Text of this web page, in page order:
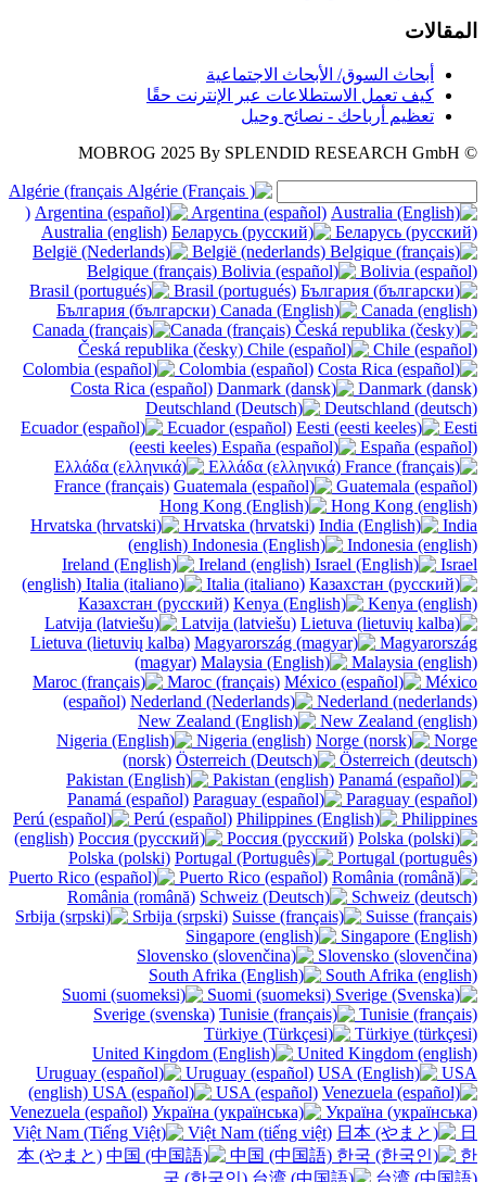
المقالات
أبحاث السوق/ الأبحاث الاجتماعية
كيف تعمل الاستطلاعات عبر الإنترنت حقًا
تعظيم أرباحك - نصائح وحيل
© MOBROG
2025 By SPLENDID RESEARCH GmbH
Algérie (français
)
Argentina (español)
Australia (english)
Беларусь (русский)
België (nederlands)
Belgique (français)
Bolivia (español)
Brasil (portugués)
България (български)
Canada (english)
Canada (français)
Česká republika (česky)
Chile (español)
Colombia (español)
Costa Rica (español)
Danmark (dansk)
Deutschland (deutsch)
Ecuador (español)
Eesti
(eesti keeles)
España (español)
Ελλάδα (ελληνικά)
France (français)
Guatemala (español)
Hong Kong (english)
Hrvatska (hrvatski)
India
(english)
Indonesia (english)
Ireland (english)
Israel
(english)
Italia (italiano)
Казахстан (русский)
Kenya (english)
Latvija (latviešu)
Lietuva (lietuvių kalba)
Magyarország
(magyar)
Malaysia (english)
Maroc (français)
México
(español)
Nederland (nederlands)
New Zealand (english)
Nigeria (english)
Norge
(norsk)
Österreich (deutsch)
Pakistan (english)
Panamá (español)
Paraguay (español)
Perú (español)
Philippines
(english)
Россия (русский)
Polska (polski)
Portugal (português)
Puerto Rico (español)
România (română)
Schweiz (deutsch)
Srbija (srpski)
Suisse (français)
Singapore (English)
Slovensko (slovenčina)
South Afrika (english)
Suomi (suomeksi)
Sverige (svenska)
Tunisie (français)
Türkiye (türkçesi)
United Kingdom (english)
Uruguay (español)
USA
(english)
USA (español)
Venezuela (español)
Україна (українська)
Việt Nam (tiếng việt)
日
本 (やまと)
中国 (中国語)
한